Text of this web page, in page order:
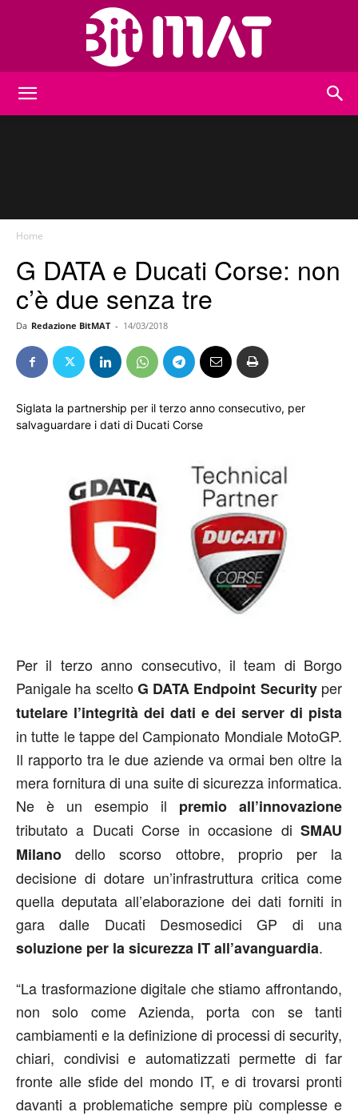
Home
G DATA e Ducati Corse: non
c’è due senza tre
Da Redazione BitMAT - 14/03/2018
Siglata la partnership per il terzo anno consecutivo, per
salvaguardare i dati di Ducati Corse
Per il terzo anno consecutivo, il team di Borgo
Panigale ha sceltoG DATA Endpoint Securityper
tutelare l’integrità dei dati e dei server di pista
in tutte le tappe del Campionato Mondiale MotoGP.
Il rapporto tra le due aziende va ormai ben oltre la
mera fornitura di una suite di sicurezza informatica.
Ne è un esempio il premio all’innovazione
tributato a Ducati Corse in occasione di SMAU
Milano dello scorso ottobre, proprio per la
decisione di dotare un’infrastruttura critica come
quella deputata all’elaborazione dei dati forniti in
gara dalle Ducati Desmosedici GP di una
soluzione per la sicurezza IT all’avanguardia.
“La trasformazione digitale che stiamo affrontando,
non solo come Azienda, porta con se tanti
cambiamenti e la definizione di processi di security,
chiari, condivisi e automatizzati permette di far
fronte alle sfide del mondo IT, e di trovarsi pronti
davanti a problematiche sempre più complesse e